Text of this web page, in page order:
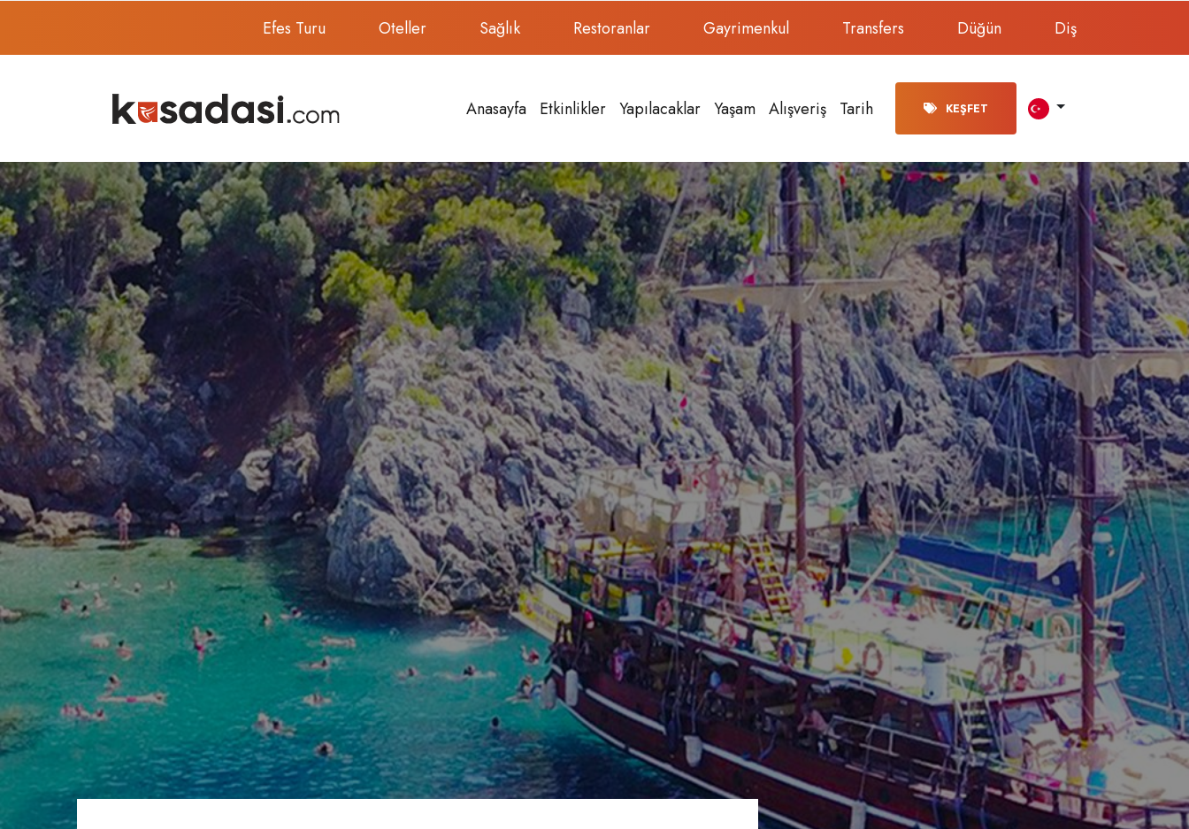
Efes Turu Oteller Sağlık Restoranlar Gayrimenkul Transfers Düğün Diş
Anasayfa Etkinlikler Yapılacaklar Yaşam Alışveriş Tarih KEŞFET